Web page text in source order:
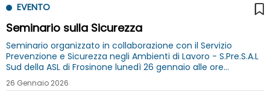
EVENTO
Seminario sulla Sicurezza
Seminario organizzato in collaborazione con il Servizio
Prevenzione e Sicurezza negli Ambienti di Lavoro - S.Pre.S.A.L
Sud della ASL di Frosinone lunedì 26 gennaio alle ore
14.30, presso la nostra sede di Cassino
26 Gennaio 2026